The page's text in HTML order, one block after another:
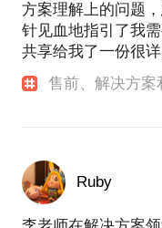
方案理解上的问题
针见血地指引了我
共享给我了一份很
售前、解决方案
Ruby